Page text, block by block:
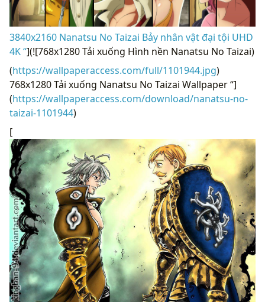
3840x2160 Nanatsu No Taizai Bảy nhân vật đại tội UHD
4K “](![768x1280 Tải xuống Hình nền Nanatsu No Taizai)
(https://wallpaperaccess.com/full/1101944.jpg)
768x1280 Tải xuống Nanatsu No Taizai Wallpaper “]
(https://wallpaperaccess.com/download/nanatsu-no-
taizai-1101944)
[